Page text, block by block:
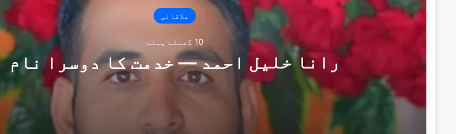
علاقائی
10 گھنٹے پہلے
رانا خلیل احمد — خدمت کا دوسرا نام